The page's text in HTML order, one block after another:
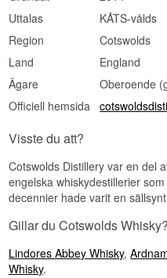
Company
Uttalas
KÅTS-vålds
Region
Cotswolds
Land
England
Ägare
Oberoende
Officiell hemsida
Visste du att?
Cotswolds Distillery var en del
engelska whiskydestillerier
decennier hade varit en
Gillar du Cotswolds
Lindores Abbey Whisky,
Whisky.